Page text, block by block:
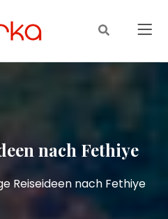
nach Fethiye
Reiseideen nach Fethiye